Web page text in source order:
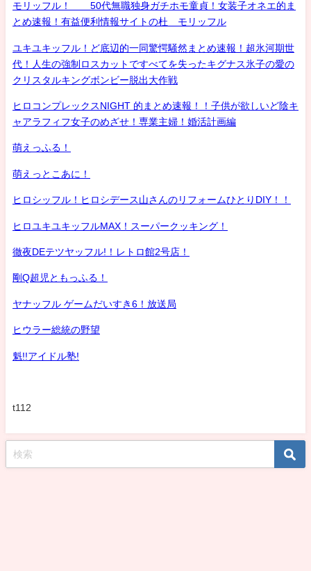
モリッフル！ 50代無職独身ガチホモ童貞！女装子オネエ的ま
とめ速報！有益便利情報サイトの杜 モリッフル
ユキユキッフル！ど底辺的一同驚愕騒然まとめ速報！超氷河期世
代！人生の強制ロスカットですべてを失ったキグナス氷子の愛の
クリスタルキングボンビー脱出大作戦
ヒロコンプレックスNIGHT 的まとめ速報！！子供が欲しいど陰キ
ャアラフィフ女子のめざせ！専業主婦！婚活計画編
萌えっふる！
萌えっとこあに！
ヒロシッフル！ヒロシデース山さんのリフォームひとりDIY！！
ヒロユキユキッフルMAX！スーパークッキング！
徹夜DEテツヤッフル!！レトロ館2号店！
剛Q超児ともっふる！
ヤナッフル ゲームだいすき6！放送局
ヒウラー総統の野望
魁!!アイドル塾!
t112